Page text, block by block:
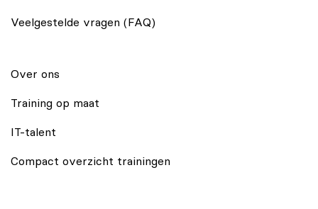
Veelgestelde vragen (FAQ)
Over ons
Training op maat
IT-talent
Compact overzicht trainingen